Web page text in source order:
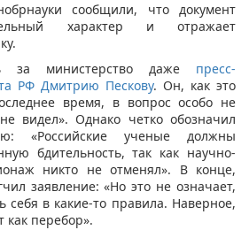
сообщили, что документ
характер и отражает
за министерство даже пресс-
РФ Дмитрию Пескову. Он, как это
время, в вопрос особо не
видел». Однако четко обозначил
«Российские ученые должны
бдительность, так как научно-
никто не отменял». В конце,
заявление: «Но это не означает,
себя в какие-то правила. Наверное,
как перебор».